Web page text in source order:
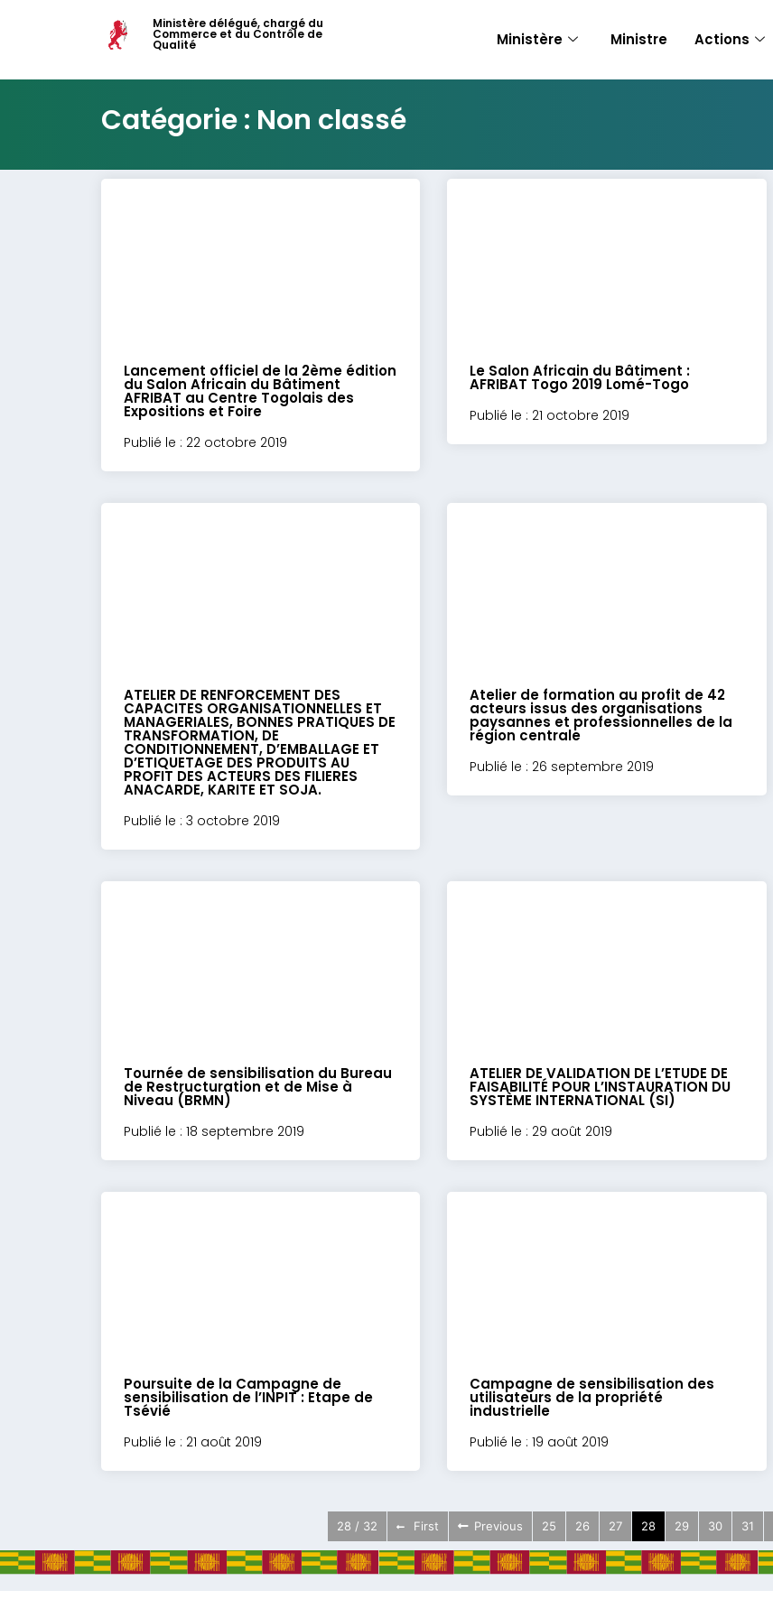
Ministère délégué, chargé du
Commerce et du Contrôle de
Qualité Ministère Ministre Actions
Catégorie : Non classé
Lancement officiel de la 2ème édition
du Salon Africain du Bâtiment
AFRIBAT au Centre Togolais des
Expositions et Foire
Publié le : 22 octobre 2019
Le Salon Africain du Bâtiment :
AFRIBAT Togo 2019 Lomé-Togo
Publié le : 21 octobre 2019
ATELIER DE RENFORCEMENT DES
CAPACITES ORGANISATIONNELLES ET
MANAGERIALES, BONNES PRATIQUES DE
TRANSFORMATION, DE
CONDITIONNEMENT, D’EMBALLAGE ET
D’ETIQUETAGE DES PRODUITS AU
PROFIT DES ACTEURS DES FILIERES
ANACARDE, KARITE ET SOJA.
Publié le : 3 octobre 2019
Atelier de formation au profit de 42
acteurs issus des organisations
paysannes et professionnelles de la
région centrale
Publié le : 26 septembre 2019
Tournée de sensibilisation du Bureau
de Restructuration et de Mise à
Niveau (BRMN)
Publié le : 18 septembre 2019
ATELIER DE VALIDATION DE L’ETUDE DE
FAISABILITÉ POUR L’INSTAURATION DU
SYSTÈME INTERNATIONAL (SI)
Publié le : 29 août 2019
Poursuite de la Campagne de
sensibilisation de l’INPIT : Etape de
Tsévié
Publié le : 21 août 2019
Campagne de sensibilisation des
utilisateurs de la propriété
industrielle
Publié le : 19 août 2019
28 / 32 First Previous 25 26 27 28 29 30 31